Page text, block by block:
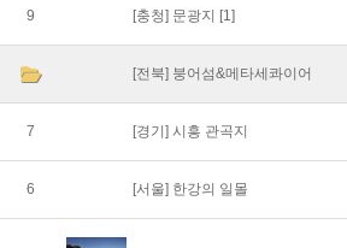
9 [충청] 문광지 [1]
[전북] 붕어섬&메타세콰이어
7 [경기] 시흥 관곡지
6 [서울] 한강의 일몰